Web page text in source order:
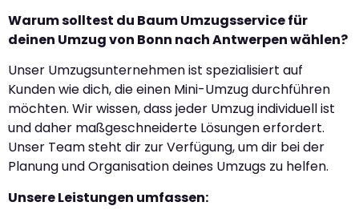
Warum solltest du Baum Umzugsservice für
deinen Umzug von Bonn nach Antwerpen wählen?
Unser Umzugsunternehmen ist spezialisiert auf
Kunden wie dich, die einen Mini-Umzug durchführen
möchten. Wir wissen, dass jeder Umzug individuell ist
und daher maßgeschneiderte Lösungen erfordert.
Unser Team steht dir zur Verfügung, um dir bei der
Planung und Organisation deines Umzugs zu helfen.
Unsere Leistungen umfassen: